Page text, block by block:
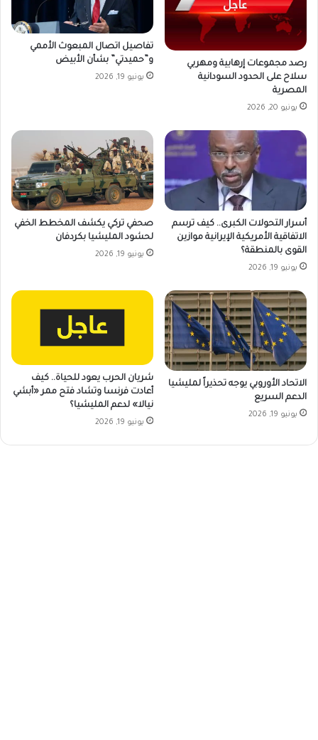
رصد مجموعات إرهابية ومهربي
سلاح على الحدود السودانية
المصرية
يونيو 20, 2026
تفاصيل اتصال المبعوث الأممي
و”حميدتي” بشأن الأبيض
يونيو 19, 2026
أسرار التحولات الكبرى.. كيف ترسم
الاتفاقية الأمريكية الإيرانية موازين
القوى بالمنطقة؟
يونيو 19, 2026
صحفي تركي يكشف المخطط الخفي
لحشود المليشيا بكردفان
يونيو 19, 2026
الاتحاد الأوروبي يوجه تحذيراً لمليشيا
الدعم السريع
يونيو 19, 2026
شريان الحرب يعود للحياة.. كيف
أعادت فرنسا وتشاد فتح ممر «أبشي
نيالا» لدعم المليشيا؟
يونيو 19, 2026